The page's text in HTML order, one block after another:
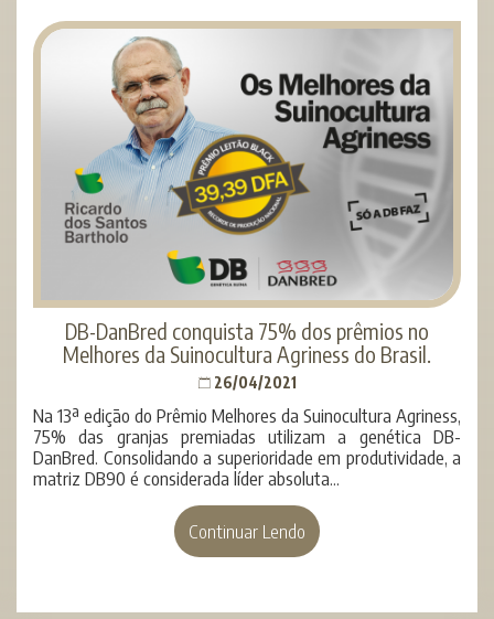
DB-DanBred conquista 75% dos prêmios no
Melhores da Suinocultura Agriness do Brasil.
26/04/2021
Na 13ª edição do Prêmio Melhores da Suinocultura Agriness,
75% das granjas premiadas utilizam a genética DB-
DanBred. Consolidando a superioridade em produtividade, a
matriz DB90 é considerada líder absoluta...
Continuar Lendo